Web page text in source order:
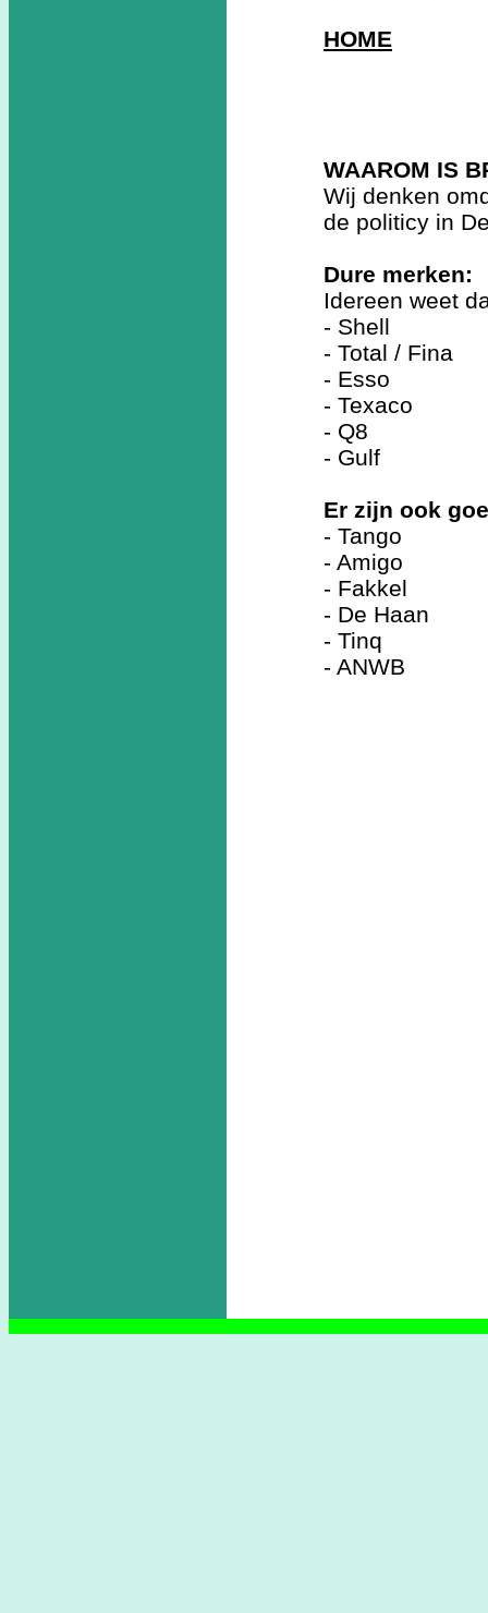
HOME
WAAROM IS
Wij denken
de politicy in
Dure merken:
Idereen weet
- Shell
- Total / Fina
- Esso
- Texaco
- Q8
- Gulf
Er zijn ook
- Tango
- Amigo
- Fakkel
- De Haan
- Tinq
- ANWB